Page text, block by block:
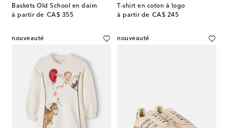
Baskets Old School en daim
à partir de CA$ 355
original price
T-shirt en coton à logo
à partir de CA$ 245
original price
nouveauté nouveauté